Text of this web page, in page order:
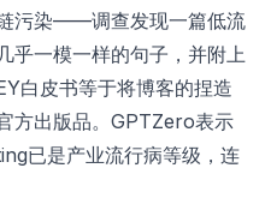
污染——调查发现一篇低流
乎一模一样的句子，并附上
白皮书等于将博客的捏造
方出版品。GPTZero表示
已是产业流行病等级，连